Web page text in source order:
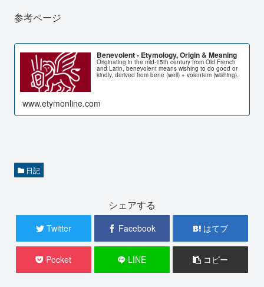
参考ページ
Benevolent - Etymology, Origin & Meaning
Originating in the mid-15th century from Old French
and Latin, benevolent means wishing to do good or
kindly, derived from bene (well) + volentem (wishing).
www.etymonline.com
日記
シェアする
Twitter Facebook はてブ
Pocket LINE コピー